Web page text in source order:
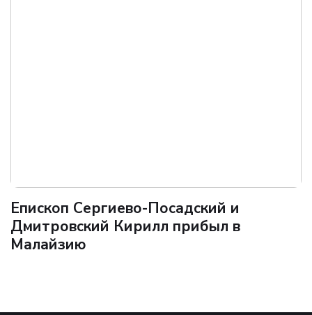
Епископ Сергиево-Посадский и
Дмитровский Кирилл прибыл в
Малайзию